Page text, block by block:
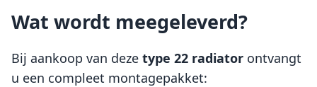
Wat wordt meegeleverd?
Bij aankoop van deze type 22 radiator ontvangt
u een compleet montagepakket: